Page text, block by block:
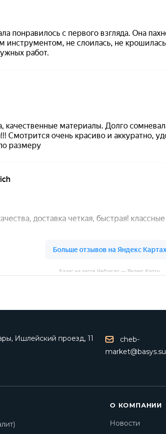
Базис на карте Чебоксар — Яндекс Карты
Ишлейский проезд, 11
cheb-
market@basys.su
О КОМПАНИИ
Новости